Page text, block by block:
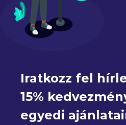
Iratkozz fel
15%
egyedi